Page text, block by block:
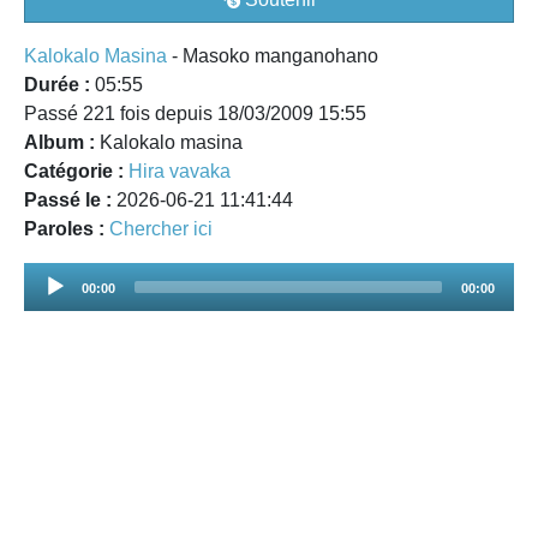
Kalokalo Masina - Masoko manganohano
Durée : 05:55
Passé 221 fois depuis 18/03/2009 15:55
Album : Kalokalo masina
Catégorie : Hira vavaka
Passé le : 2026-06-21 11:41:44
Paroles : Chercher ici
Audio
00:00 00:00